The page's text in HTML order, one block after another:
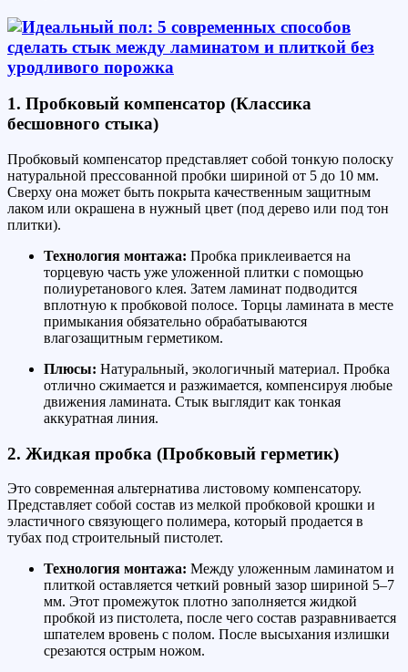
1. Пробковый компенсатор (Классика
бесшовного стыка)
Пробковый компенсатор представляет собой тонкую полоску
натуральной прессованной пробки шириной от 5 до 10 мм.
Сверху она может быть покрыта качественным защитным
лаком или окрашена в нужный цвет (под дерево или под тон
плитки).
Технология монтажа: Пробка приклеивается на
торцевую часть уже уложенной плитки с помощью
полиуретанового клея. Затем ламинат подводится
вплотную к пробковой полосе. Торцы ламината в месте
примыкания обязательно обрабатываются
влагозащитным герметиком.
Плюсы: Натуральный, экологичный материал. Пробка
отлично сжимается и разжимается, компенсируя любые
движения ламината. Стык выглядит как тонкая
аккуратная линия.
2. Жидкая пробка (Пробковый герметик)
Это современная альтернатива листовому компенсатору.
Представляет собой состав из мелкой пробковой крошки и
эластичного связующего полимера, который продается в
тубах под строительный пистолет.
Технология монтажа: Между уложенным ламинатом и
плиткой оставляется четкий ровный зазор шириной 5–7
мм. Этот промежуток плотно заполняется жидкой
пробкой из пистолета, после чего состав разравнивается
шпателем вровень с полом. После высыхания излишки
срезаются острым ножом.